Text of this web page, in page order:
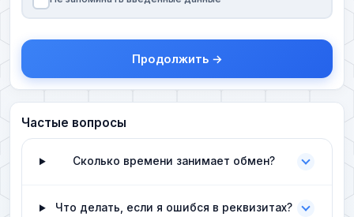
Продолжить →
Частые вопросы
Сколько времени занимает обмен?
Что делать, если я ошибся в реквизитах?